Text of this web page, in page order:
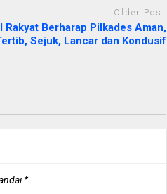
Older Post
Rakyat Berharap Pilkades Aman,
Sejuk, Lancar dan Kondusif
*